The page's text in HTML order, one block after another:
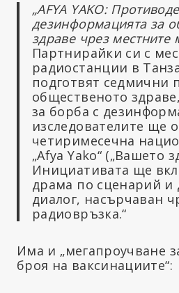
„AFYA YAKO:
дезинформацията за
здраве чрез местните
Партнирайки си с
радиостанции в
подготвят седмични
общественото
за борба с
изследователите ще
четиримесечна
„Afya Yako“ („Вашето
Инициативата ще
драма по сценарий и
диалог, насърчаван
радиовръзка.“
Има и „мегапроучване
броя на ваксинациите“: